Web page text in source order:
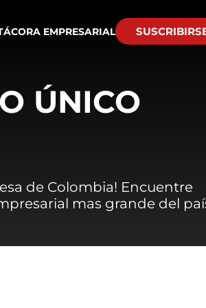
EMPRESARIAL
ÚNICO
de Colombia! Encuentre
mas grande del